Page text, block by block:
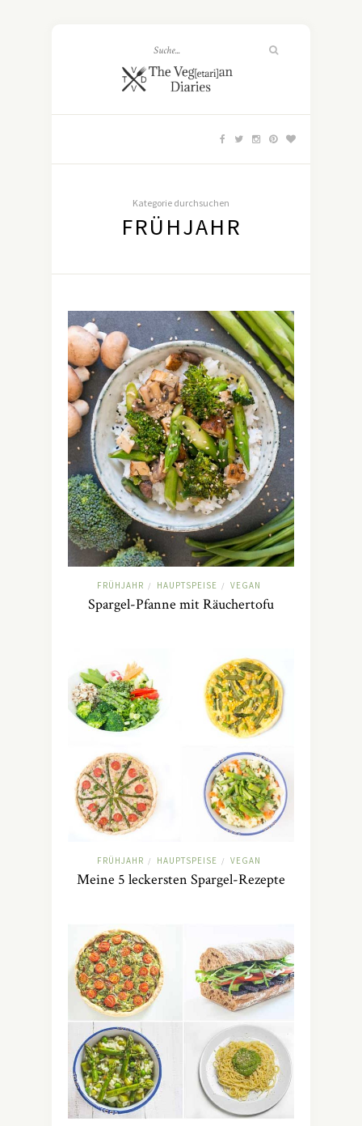
Kategorie durchsuchen
FRÜHJAHR
FRÜHJAHR / HAUPTSPEISE / VEGAN
Spargel-Pfanne mit Räuchertofu
FRÜHJAHR / HAUPTSPEISE / VEGAN
Meine 5 leckersten Spargel-Rezepte